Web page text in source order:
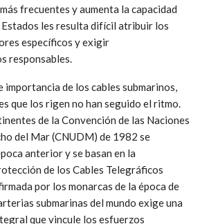
frecuentes y aumenta la capacidad
les resulta difícil atribuir los
específicos y exigir
responsables.
importancia de los cables submarinos,
que los rigen no han seguido el ritmo.
de la Convención de las Naciones
del Mar (CNUDM) de 1982 se
anterior y se basan en la
de los Cables Telegráficos
por los monarcas de la época de
submarinas del mundo exige una
que vincule los esfuerzos